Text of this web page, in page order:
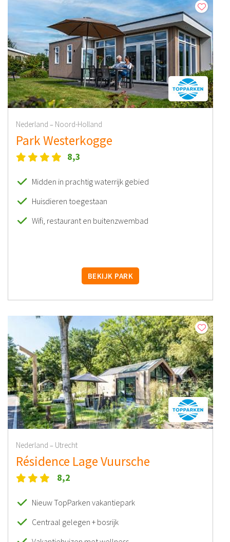
Nederland – Noord-Holland
Park Westerkogge
8,3
Midden in prachtig waterrijk gebied
Huisdieren toegestaan
Wifi, restaurant en buitenzwembad
BEKIJK PARK
Nederland – Utrecht
Résidence Lage Vuursche
8,2
Nieuw TopParken vakantiepark
Centraal gelegen + bosrijk